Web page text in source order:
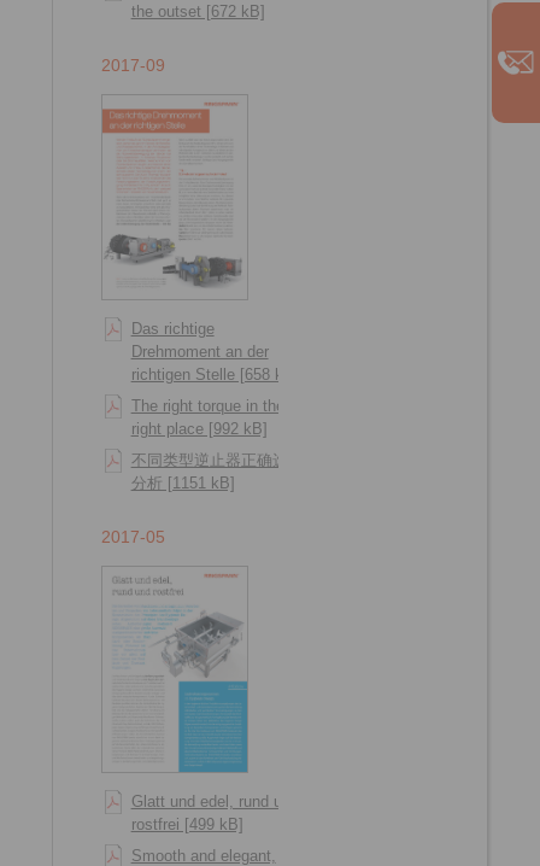
the outset [672 kB]
2017-09
Das richtige
Drehmoment an der
richtigen Stelle [658 kB]
The right torque in the
right place [992 kB]
不同类型逆止器正确选型
分析 [1151 kB]
2017-05
Glatt und edel, rund und
rostfrei [499 kB]
Smooth and elegant,